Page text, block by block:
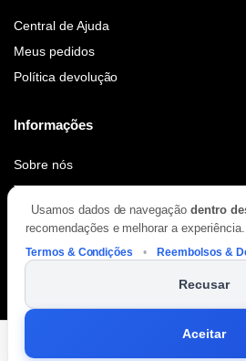
Central de Ajuda
Meus pedidos
Política devolução
Informações
Sobre nós
Torna-te revendedor
Copyright 2026 © DOCA. Todos os
por DriveWeb.
Usamos dados de navegaçãodentro
recomendações e melhorar a
Termos & Condições • Reembolsos &
Recusar
Aceitar